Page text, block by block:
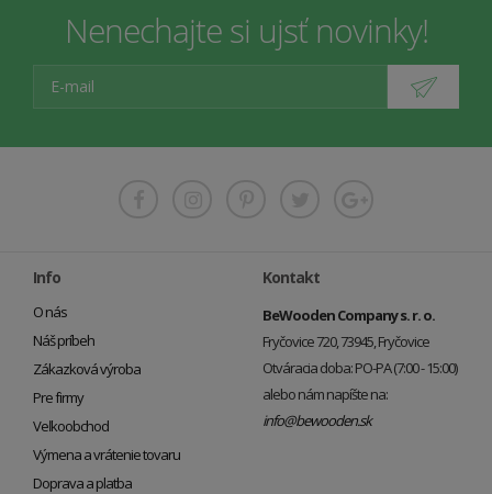
Nenechajte si ujsť novinky!
Info
O nás
Náš príbeh
Zákazková výroba
Pre firmy
Veľkoobchod
Výmena a vrátenie tovaru
Doprava a platba
Kontakt
BeWooden Company s. r. o.
Fryčovice 720, 73945, Fryčovice
Otváracia doba: PO-PA (7:00 - 15:00)
alebo nám napíšte na:
info@bewooden.sk